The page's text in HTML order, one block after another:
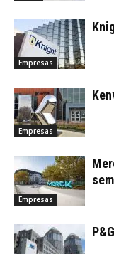
Empresas
Empresas
Empresas